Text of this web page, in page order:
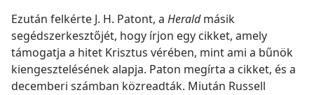
Ezután felkérte J. H. Patont, a Heraldmásik
segédszerkesztőjét, hogy írjon egy cikket, amely
támogatja a hitet Krisztus vérében, mint ami a bűnök
kiengesztelésének alapja. Paton megírta a cikket, és a
decemberi számban közreadták. Miután Russell